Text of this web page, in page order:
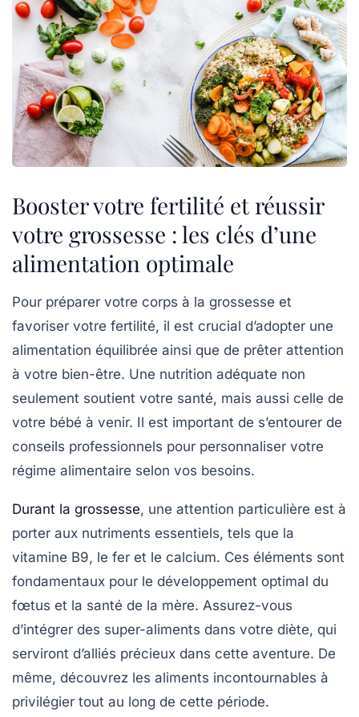
Booster votre fertilité et réussir
votre grossesse : les clés d’une
alimentation optimale
Pour préparer votre corps à la grossesse et
favoriser votre fertilité, il est crucial d’adopter une
alimentation équilibrée ainsi que de prêter attention
à votre bien-être. Une nutrition adéquate non
seulement soutient votre santé, mais aussi celle de
votre bébé à venir. Il est important de s’entourer de
conseils professionnels pour personnaliser votre
régime alimentaire selon vos besoins.
Durant la grossesse, une attention particulière est à
porter aux nutriments essentiels, tels que la
vitamine B9, le fer et le calcium. Ces éléments sont
fondamentaux pour le développement optimal du
fœtus et la santé de la mère. Assurez-vous
d’intégrer des super-aliments dans votre diète, qui
serviront d’alliés précieux dans cette aventure. De
même, découvrez les aliments incontournables à
privilégier tout au long de cette période.